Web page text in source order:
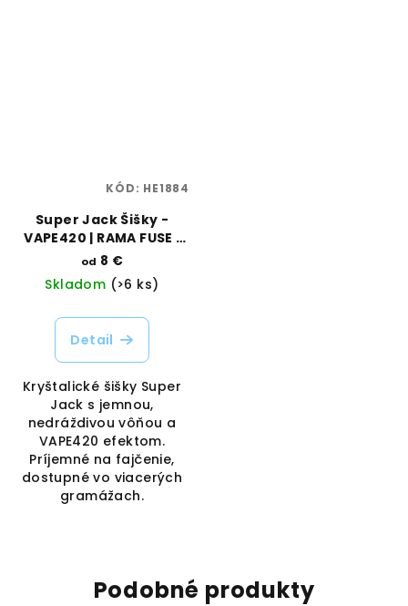
Super Jack Šišky -
VAPE420 | RAMA FUSE |
VAPORAMA
od 8 €
Skladom (>6 ks)
Detail
Kryštalické šišky Super
Jack s jemnou,
nedráždivou vôňou a
VAPE420 efektom.
Príjemné na fajčenie,
dostupné vo viacerých
gramážach.
KÓD: HE1884
Podobné produkty